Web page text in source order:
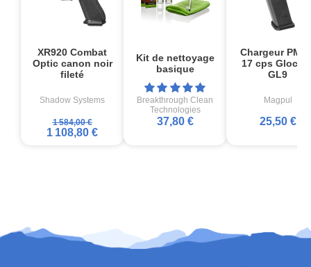
XR920 Combat
Optic canon noir
fileté
Shadow Systems
1 584,00 €
1 108,80 €
Kit de nettoyage
basique
Breakthrough Clean
Technologies
37,80 €
Chargeur
17 cps
GL9
Magpul
25,50 €